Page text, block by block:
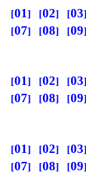
01 02 03
07
08 09
01 02 03
07
08 09
01 02 03
07
08 09